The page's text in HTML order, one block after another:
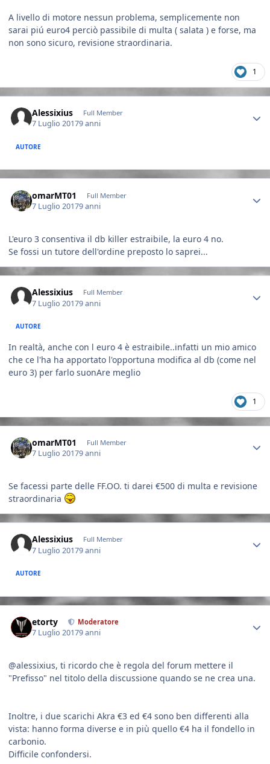
A livello di motore nessun problema, semplicemente non
sarai piú euro4 perciò passibile di multa ( salata ) e forse, ma
non sono sicuro, revisione straordinaria.
1
Alessixius Full Member
7 Luglio 20179 anni
AUTORE
omarMT01 Full Member
7 Luglio 20179 anni
L'euro 3 consentiva il db killer estraibile, la euro 4 no.
Se fossi un tutore dell'ordine preposto lo saprei...
Alessixius Full Member
7 Luglio 20179 anni
AUTORE
In realtà, anche con l euro 4 è estraibile..infatti un mio amico
che ce l'ha ha apportato l'opportuna modifica al db (come nel
euro 3) per farlo suonAre meglio
1
omarMT01 Full Member
7 Luglio 20179 anni
Se facessi parte delle FF.OO. ti darei €500 di multa e revisione
straordinaria
Alessixius Full Member
7 Luglio 20179 anni
AUTORE
etorty Moderatore
7 Luglio 20179 anni
@alessixius, ti ricordo che è regola del forum mettere il
"Prefisso" nel titolo della discussione quando se ne crea una.
Inoltre, i due scarichi Akra €3 ed €4 sono ben differenti alla
vista: hanno forma diverse e in più quello €4 ha il fondello in
carbonio.
Difficile confondersi.